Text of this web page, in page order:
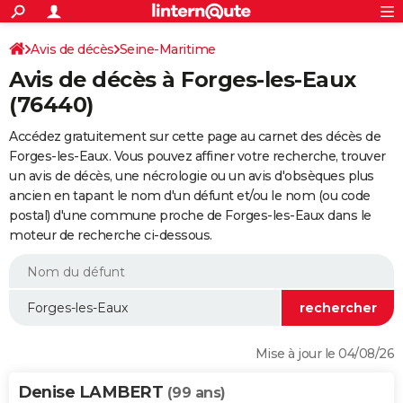
ACTUALITÉS
Politique
Société
Faits Divers
Education
Monde
Villes
+
SPORT
Coupe du monde 2026
Football
Tennis
Cyclisme
Rugby
Forum
FINANCE
Retraite
Impôts
Epargne
Immobilier
Risques naturels par ville
Banque
Assurance
Crédit
AUTO
Essais
Réserver un essai
Citadines
Berlines
SUV
Forum auto
+
HIGH-TECH
Mobiles
Meilleur smartphone
Internet
Ordinateurs
Jeux vidéo
Guide high-tech
+BRICOLAGE
Forum
Aménagement intérieur
Extérieur
Cuisine
Salle de bains
Jardinage
Rangement
WEEK-END
Guides de France
Escapades
Patrimoine
Expositions
Musées
Week-end nature
LIFESTYLE
Alimentation
Guide de la santé
Maladies
Médicaments
Sommeil
VOYAGE
S'inscrire
Connexion
Avis de décès Seine-Maritime
Avis de décès à Forges-les-Eaux
(76440)
Accédez gratuitement sur cette page au carnet des décès de
Forges-les-Eaux. Vous pouvez affiner votre recherche, trouver
un avis de décès, une nécrologie ou un avis d'obsèques plus
ancien en tapant le nom d'un défunt et/ou le nom (ou code
postal) d'une commune proche de Forges-les-Eaux dans le
moteur de recherche ci-dessous.
Mise à jour le 04/08/26
Denise LAMBERT (99 ans)